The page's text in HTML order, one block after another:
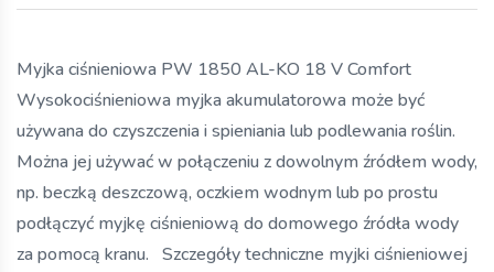
Myjka ciśnieniowa PW 1850 AL-KO 18 V Comfort
Wysokociśnieniowa myjka akumulatorowa może być
używana do czyszczenia i spieniania lub podlewania roślin.
Można jej używać w połączeniu z dowolnym źródłem wody,
np. beczką deszczową, oczkiem wodnym lub po prostu
podłączyć myjkę ciśnieniową do domowego źródła wody
za pomocą kranu. Szczegóły techniczne myjki ciśnieniowej